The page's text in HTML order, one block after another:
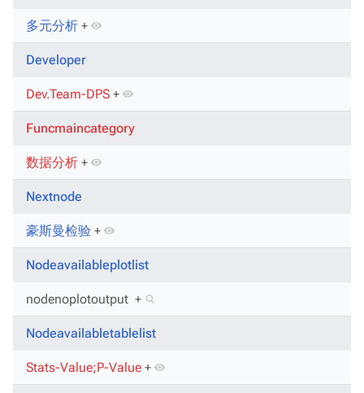
多元分析 +
Developer
Dev.Team-DPS +
Funcmaincategory
数据分析 +
Nextnode
豪斯曼检验 +
Nodeavailableplotlist
nodenoplotoutput +
Nodeavailabletablelist
Stats-Value;P-Value +